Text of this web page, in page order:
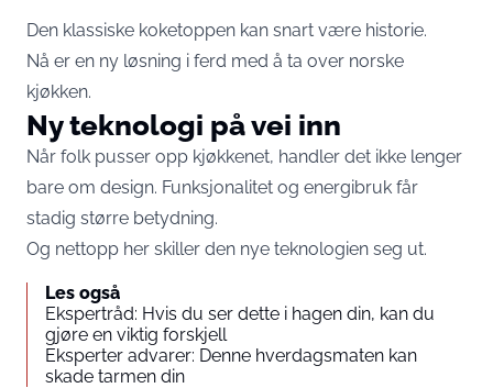
Den klassiske koketoppen kan snart være historie.
Nå er en ny løsning i ferd med å ta over norske
kjøkken.
Ny teknologi på vei inn
Når folk pusser opp kjøkkenet, handler det ikke lenger
bare om design. Funksjonalitet og energibruk får
stadig større betydning.
Og nettopp her skiller den nye teknologien seg ut.
Les også
Ekspertråd: Hvis du ser dette i hagen din, kan du
gjøre en viktig forskjell
Eksperter advarer: Denne hverdagsmaten kan
skade tarmen din